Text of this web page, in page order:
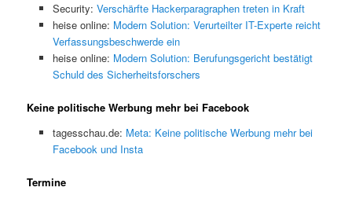
Security: Verschärfte Hackerparagraphen treten in Kraft
heise online: Modern Solution: Verurteilter IT-Experte reicht
Verfassungsbeschwerde ein
heise online: Modern Solution: Berufungsgericht bestätigt
Schuld des Sicherheitsforschers
Keine politische Werbung mehr bei Facebook
tagesschau.de: Meta: Keine politische Werbung mehr bei
Facebook und Insta
Termine